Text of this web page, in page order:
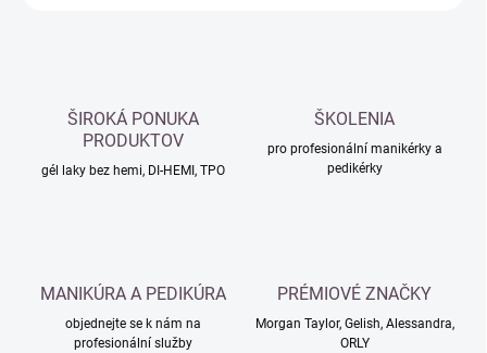
ŠIROKÁ PONUKA
PRODUKTOV
gél laky bez hemi, DI-HEMI, TPO
ŠKOLENIA
pro profesionální manikérky a
pedikérky
MANIKÚRA A PEDIKÚRA
objednejte se k nám na
profesionální služby
PRÉMIOVÉ ZNAČKY
Morgan Taylor, Gelish, Alessandra,
ORLY